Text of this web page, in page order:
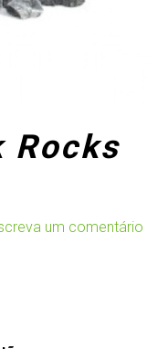
Rocks
um comentário